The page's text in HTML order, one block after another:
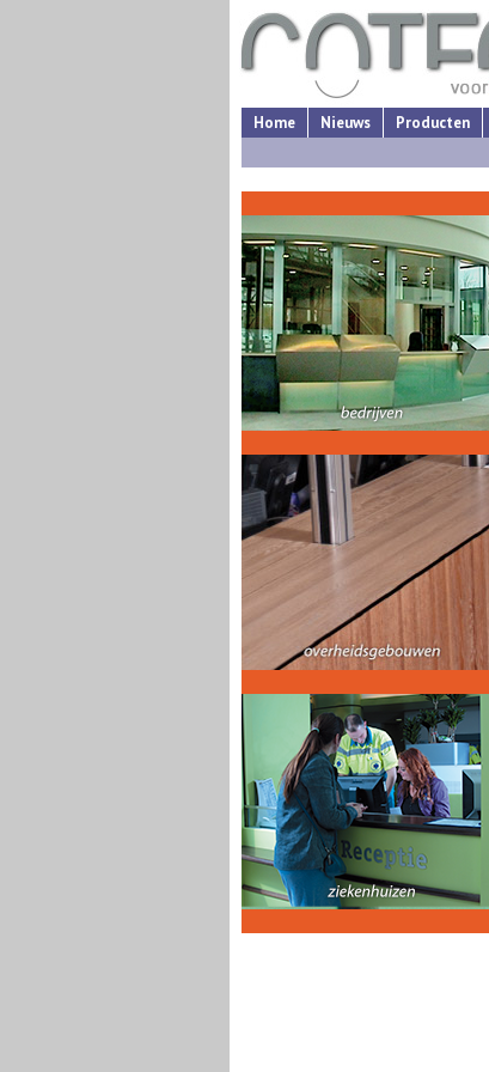
Home Nieuws Producten